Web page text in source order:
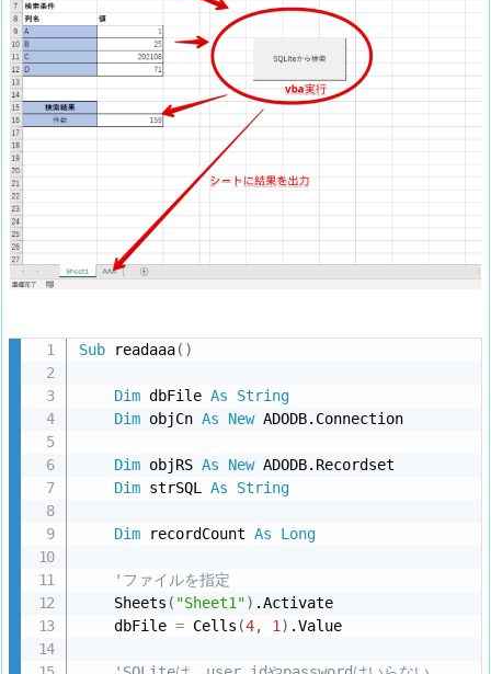
Sub readaaa( )
Dim dbFile As
String
Dim objCn As New ADODB.Connection
Dim objRS As New ADODB.Recordset
Dim strSQL As String
Dim recordCount As Long
'ファイルを指定
    Sheets
( "Sheet1") .Activate
    dbFile
= Cells (4, 1) .Value